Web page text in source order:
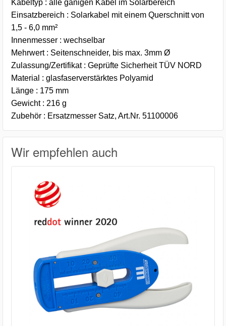
Kabeltyp : alle gänigen Kabel im Solarbereich
Einsatzbereich : Solarkabel mit einem Querschnitt von
1,5 - 6,0 mm²
Innenmesser : wechselbar
Mehrwert : Seitenschneider, bis max. 3mm Ø
Zulassung/Zertifikat : Geprüfte Sicherheit TÜV NORD
Material : glasfaserverstärktes Polyamid
Länge : 175 mm
Gewicht : 216 g
Zubehör : Ersatzmesser Satz, Art.Nr. 51100006
Wir empfehlen auch